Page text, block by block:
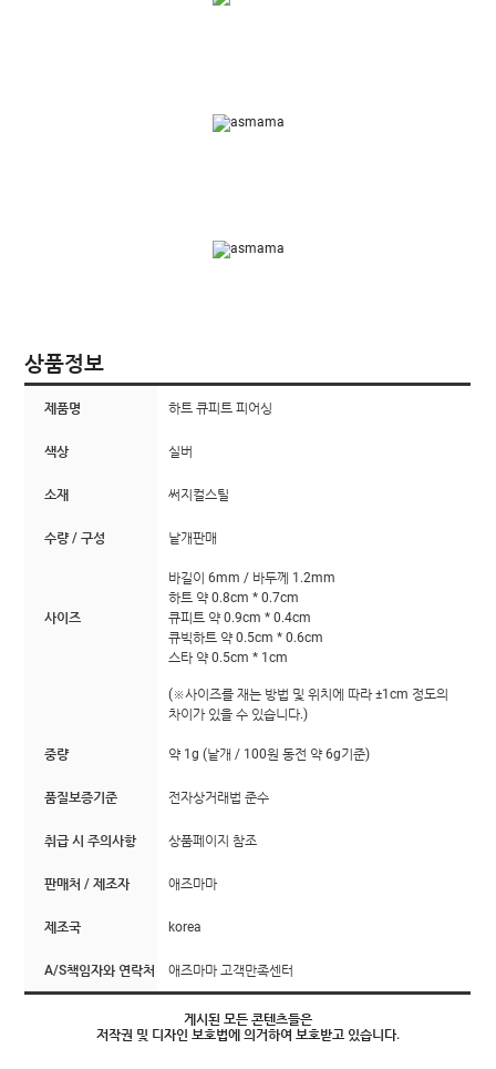
상품정보
제품명 하트 큐피트 피어싱
색상 실버
소재 써지컬스틸
수량 / 구성 낱개판매
사이즈
바길이 6mm / 바두께 1.2mm
하트 약 0.8cm * 0.7cm
큐피트 약 0.9cm * 0.4cm
큐빅하트 약 0.5cm * 0.6cm
스타 약 0.5cm * 1cm
(※사이즈를 재는 방법 및 위치에 따라 ±1cm 정도의
차이가 있을 수 있습니다.)
중량 약 1g (낱개 / 100원 동전 약 6g기준)
품질보증기준 전자상거래법 준수
취급 시 주의사항 상품페이지 참조
판매처 / 제조자 애즈마마
제조국 korea
A/S책임자와 연락처 애즈마마 고객만족센터
게시된 모든 콘텐츠들은
저작권 및 디자인 보호법에 의거하여 보호받고 있습니다.